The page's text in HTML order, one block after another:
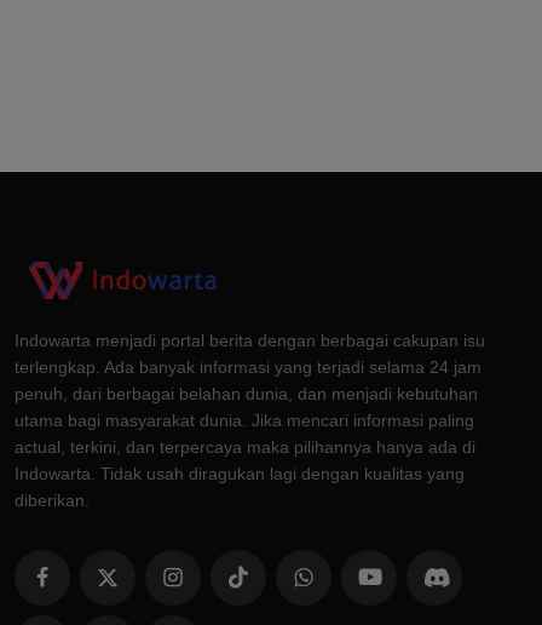
Indowarta menjadi portal berita dengan berbagai cakupan isu
terlengkap. Ada banyak informasi yang terjadi selama 24 jam
penuh, dari berbagai belahan dunia, dan menjadi kebutuhan
utama bagi masyarakat dunia. Jika mencari informasi paling
actual, terkini, dan terpercaya maka pilihannya hanya ada di
Indowarta. Tidak usah diragukan lagi dengan kualitas yang
diberikan.